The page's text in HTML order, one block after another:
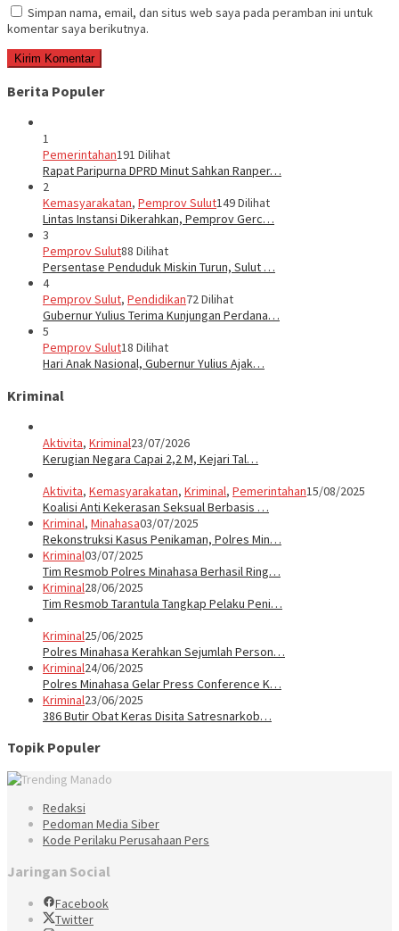
Simpan nama, email, dan situs web saya pada peramban ini untuk
komentar saya berikutnya.
Berita Populer
1
Pemerintahan191 Dilihat
Rapat Paripurna DPRD Minut Sahkan Ranper…
2
Kemasyarakatan, Pemprov Sulut149 Dilihat
Lintas Instansi Dikerahkan, Pemprov Gerc…
3
Pemprov Sulut88 Dilihat
Persentase Penduduk Miskin Turun, Sulut …
4
Pemprov Sulut, Pendidikan72 Dilihat
Gubernur Yulius Terima Kunjungan Perdana…
5
Pemprov Sulut18 Dilihat
Hari Anak Nasional, Gubernur Yulius Ajak…
Kriminal
Aktivita, Kriminal23/07/2026
Kerugian Negara Capai 2,2 M, Kejari Tal…
Aktivita, Kemasyarakatan, Kriminal, Pemerintahan15/08/2025
Koalisi Anti Kekerasan Seksual Berbasis …
Kriminal, Minahasa03/07/2025
Rekonstruksi Kasus Penikaman, Polres Min…
Kriminal03/07/2025
Tim Resmob Polres Minahasa Berhasil Ring…
Kriminal28/06/2025
Tim Resmob Tarantula Tangkap Pelaku Peni…
Kriminal25/06/2025
Polres Minahasa Kerahkan Sejumlah Person…
Kriminal24/06/2025
Polres Minahasa Gelar Press Conference K…
Kriminal23/06/2025
386 Butir Obat Keras Disita Satresnarkob…
Topik Populer
Redaksi
Pedoman Media Siber
Kode Perilaku Perusahaan Pers
Jaringan Social
Facebook
Twitter